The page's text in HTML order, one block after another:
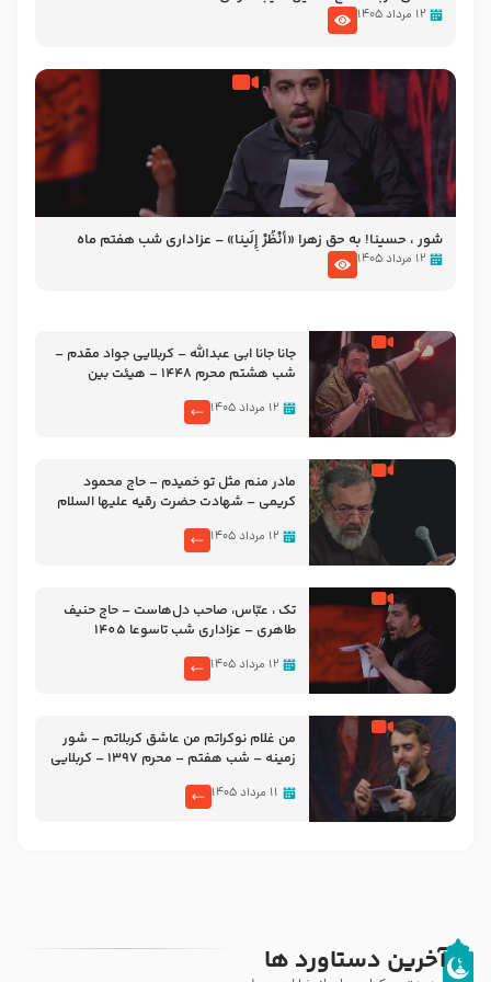
۱۲ مرداد ۱۴۰۵
شور ، حسینا! به‌ حق زهرا «أُنْظُرْ إِلَینا» – عزاداری شب هفتم ماه
محرّم 1405
۱۲ مرداد ۱۴۰۵
جانا جانا ابی عبدالله – کربلایی جواد مقدم –
شب هشتم محرم 1448 – هیئت بین
۱۲ مرداد ۱۴۰۵
مادر منم مثل تو خمیدم – حاج محمود
کریمی – شهادت حضرت رقیه علیها السلام
۱۲ مرداد ۱۴۰۵
تک ، عبّاس، صاحب دل‌هاست – حاج حنیف
طاهری – عزاداری شب تاسوعا 1405
۱۲ مرداد ۱۴۰۵
من غلام نوکراتم من عاشق کربلاتم – شور
زمینه – شب هفتم – محرم 1397 – کربلایی
۱۱ مرداد ۱۴۰۵
آخرین دستاورد ها